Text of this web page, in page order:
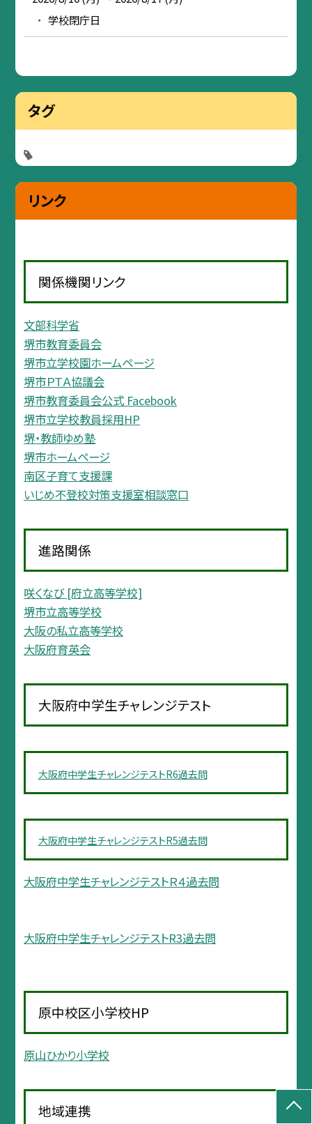
学校閉庁日
タグ
リンク
関係機関リンク
文部科学省
堺市教育委員会
堺市立学校園ホームページ
堺市ＰＴＡ協議会
堺市教育委員会公式 Facebook
堺市立学校教員採用HP
堺・教師ゆめ塾
堺市ホームページ
南区子育て支援課
いじめ不登校対策支援室相談窓口
進路関係
咲くなび [府立高等学校]
堺市立高等学校
大阪の私立高等学校
大阪府育英会
大阪府中学生チャレンジテスト
大阪府中学生チャレンジテストR6過去問
大阪府中学生チャレンジテストR5過去問
大阪府中学生チャレンジテストＲ４過去問
大阪府中学生チャレンジテストR3過去問
原中校区小学校HP
原山ひかり小学校
地域連携